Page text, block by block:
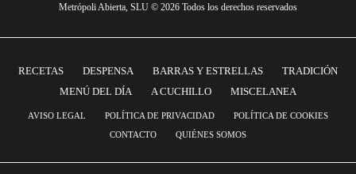
Metrópoli Abierta, SLU © 2026 Todos los derechos reservados
RECETAS DESPENSA BARRAS Y ESTRELLAS
TRADICIÓN
MENÚ DEL DÍA
A CUCHILLO MISCELANEA
AVISO LEGAL POLÍTICA DE PRIVACIDAD
POLÍTICA DE COOKIES
CONTACTO
QUIÉNES SOMOS